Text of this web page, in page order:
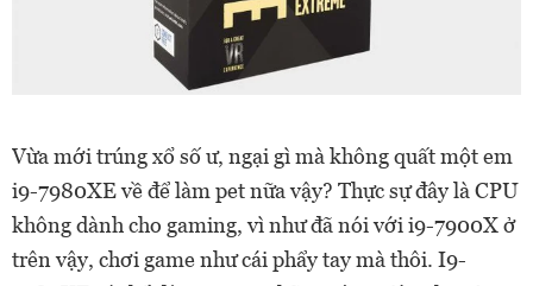
Vừa mới trúng xổ số ư, ngại gì mà không quất một em
i9-7980XE về để làm pet nữa vậy? Thực sự đây là CPU
không dành cho gaming, vì như đã nói với i9-7900X ở
trên vậy, chơi game như cái phẩy tay mà thôi. I9-